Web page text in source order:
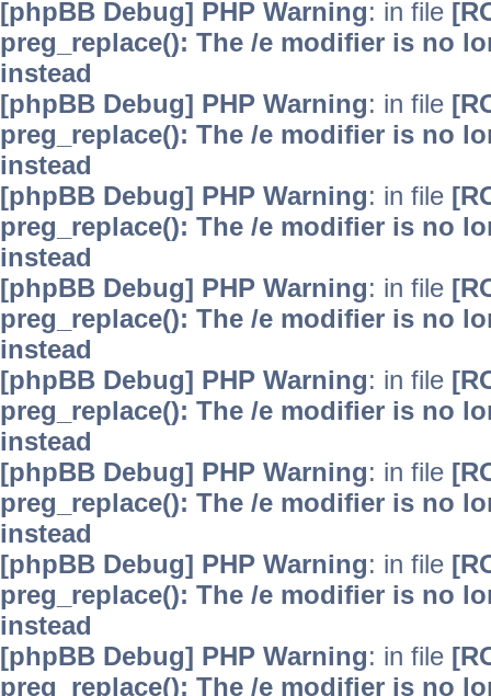
[phpBB Debug] PHP Warning: in file
preg_replace(): The /e modifier is no
instead
[phpBB Debug] PHP Warning: in file
preg_replace(): The /e modifier is no
instead
[phpBB Debug] PHP Warning: in file
preg_replace(): The /e modifier is no
instead
[phpBB Debug] PHP Warning: in file
preg_replace(): The /e modifier is no
instead
[phpBB Debug] PHP Warning: in file
preg_replace(): The /e modifier is no
instead
[phpBB Debug] PHP Warning: in file
preg_replace(): The /e modifier is no
instead
[phpBB Debug] PHP Warning: in file
preg_replace(): The /e modifier is no
instead
[phpBB Debug] PHP Warning: in file
preg_replace(): The /e modifier is no